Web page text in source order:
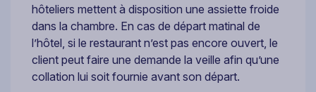
hôteliers mettent à disposition une assiette froide
dans la chambre. En cas de départ matinal de
l’hôtel, si le restaurant n’est pas encore ouvert, le
client peut faire une demande la veille afin qu’une
collation lui soit fournie avant son départ.